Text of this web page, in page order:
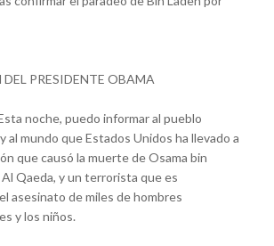
PRESIDENTE OBAMA
noche, puedo informar al pueblo
al mundo que Estados Unidos ha llevado a
que causó la muerte de Osama bin
Qaeda, y un terrorista que es
asesinato de miles de hombres
y los niños.